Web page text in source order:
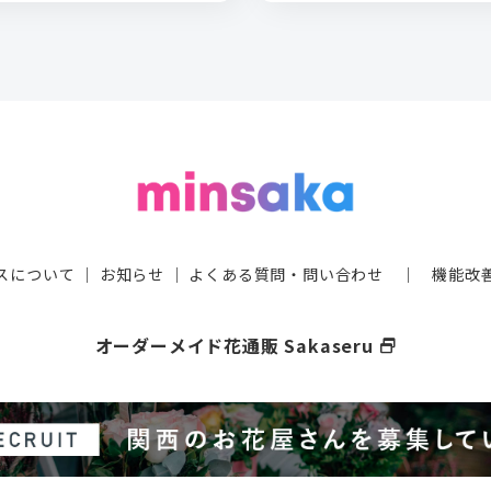
について ｜ お知らせ ｜ よくある質問・問い合わせ ｜機能改
オーダーメイド花通販 Sakaseru select_window